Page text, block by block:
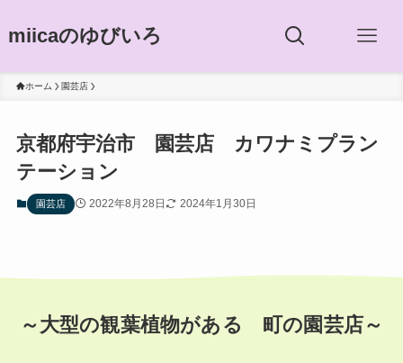
miicaのゆびいろ
ホーム 園芸店
京都府宇治市 園芸店 カワナミプラン
テーション
園芸店 2022年8月28日 2024年1月30日
～大型の観葉植物がある 町の園芸店～